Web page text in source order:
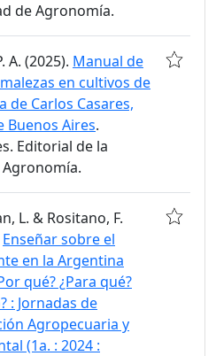
de Agronomía.
A. (2025). Manual de
en cultivos de
de Carlos Casares,
Buenos Aires.
Editorial de la
L. & Rositano, F.
Enseñar sobre el
en la Argentina
qué? ¿Para qué?
: Jornadas de
Agropecuaria y
(1a. : 2024 :